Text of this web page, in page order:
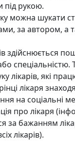
під рукою.
можна шукати
за автором, а
здійснюється
спеціальністю.
лікарів, які
лікаря
на соціальні
про лікаря
за бажанням
лікарів).